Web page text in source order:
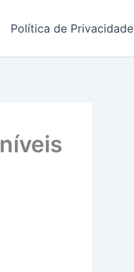
Política de Privacidade